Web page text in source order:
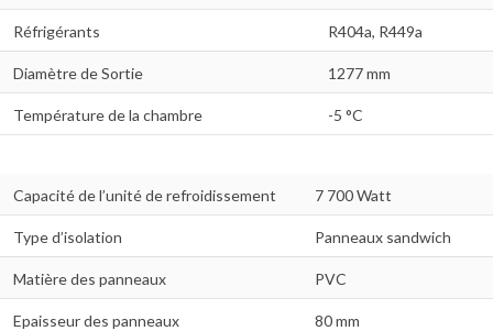
Réfrigérants R404a, R449a
Diamètre de Sortie 1277 mm
Température de la chambre -5 °C
Capacité de l’unité de refroidissement 7 700 Watt
Type d’isolation Panneaux sandwich
Matière des panneaux PVC
Epaisseur des panneaux 80 mm